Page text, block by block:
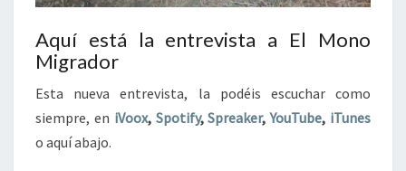
Aquí está la entrevista a El Mono
Migrador
Esta nueva entrevista, la podéis escuchar como
siempre, en iVoox, Spotify,Spreaker,YouTube, iTunes
o aquí abajo.